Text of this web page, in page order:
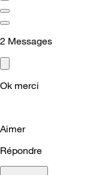
2 Messages
Ok merci
Aimer
Répondre